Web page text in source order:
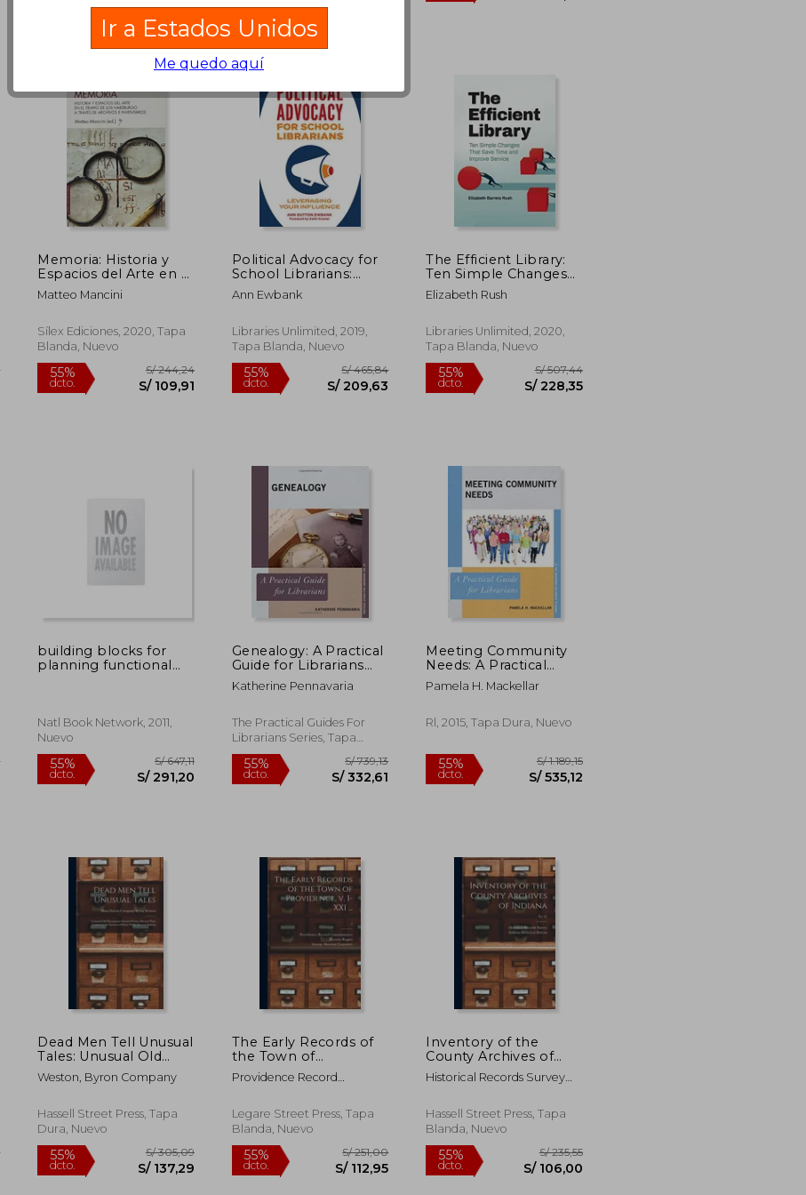
40%
dcto.
40%
dcto.
S/ 269,49 55%
dcto.
93,56
Memoria: Historia y
Espacios del Arte en el
Tiempo de los
Habsburgo a Través
Inventarios
Matteo Mancini
Sílex Ediciones, 2020, Tapa
Blanda, Nuevo
dcto. S/ 109,91
Political Advocacy for
School Librarians:
Leveraging Your
Influence (en Inglés)
Ann Ewbank
Libraries Unlimited, 2019,
Tapa Blanda, Nuevo
dcto. S/ 209,63
The Efficient Library:
Ten Simple Changes
That Save Time and
Improve Service (en
Elizabeth Rush
Libraries Unlimited, 2020,
Tapa Blanda, Nuevo
dcto.
building blocks for
planning functional
Natl Book Network, 2011,
Nuevo
55%
dcto. S/ 291,20
Genealogy: A Practical
Guide for Librarians
(The Practical Guides
for Librarians Series)
Katherine Pennavaria
The Practical Guides For
Librarians Series, Tapa
Blanda, Nuevo
55%
dcto.
S/ 739,13
S/ 332,61
Meeting Community
Needs: A Practical
Guide for Librarians
(Practical Guides for
Pamela H. Mackellar
Rl, 2015, Tapa Dura, Nuevo
55%
dcto.
Dead Men Tell Unusual
Tales: Unusual Old
Documents Gleaned
From a Recent Prize
of Better Public
Record Making (en
Weston, Byron Company
Hassell Street Press, Tapa
Dura, Nuevo
The Early Records of
the Town of
Providence, V. I-XXI ...;
2 (en Inglés)
Providence Record
Horatio 1836-1904 Ed Cn ;
Carpenter, George Moulton
1844-1896
Legare Street Press, Tapa
Blanda, Nuevo
Inventory of the
County Archives of
Indiana; No. 63 (en
Inglés)
Historical Records Survey
Bureau
Hassell Street Press, Tapa
Blanda, Nuevo
Ir a Estados Unidos
Me quedo aquí